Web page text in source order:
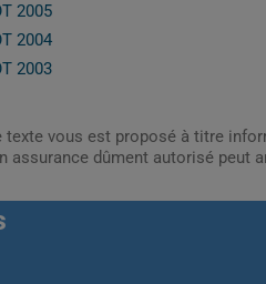
2005
2004
2003
texte vous est proposé à titre
assurance dûment autorisé peut